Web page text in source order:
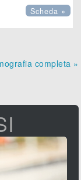
Scheda »
completa »